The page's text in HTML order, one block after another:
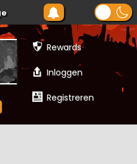
Rewards
Inloggen
Registreren